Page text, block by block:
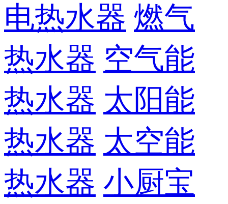
电热水器 燃气
热水器 空气能
热水器 太阳能
热水器 太空能
热水器 小厨宝